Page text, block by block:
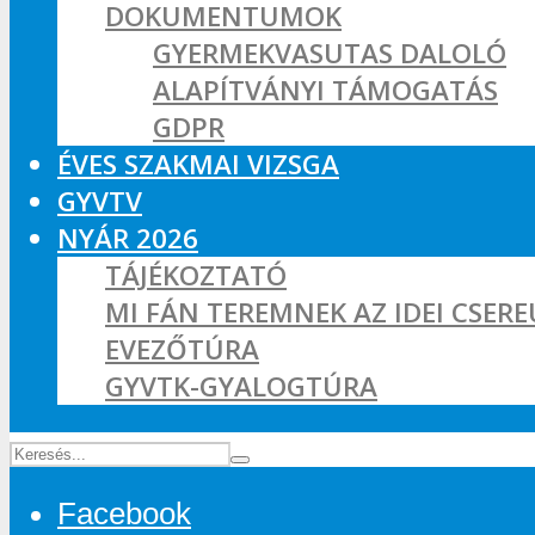
DOKUMENTUMOK
GYERMEKVASUTAS DALOLÓ
ALAPÍTVÁNYI TÁMOGATÁS
GDPR
ÉVES SZAKMAI VIZSGA
GYVTV
NYÁR 2026
TÁJÉKOZTATÓ
MI FÁN TEREMNEK AZ IDEI
EVEZŐTÚRA
GYVTK-GYALOGTÚRA
Facebook